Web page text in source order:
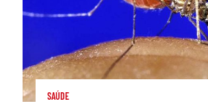
SAÚDE